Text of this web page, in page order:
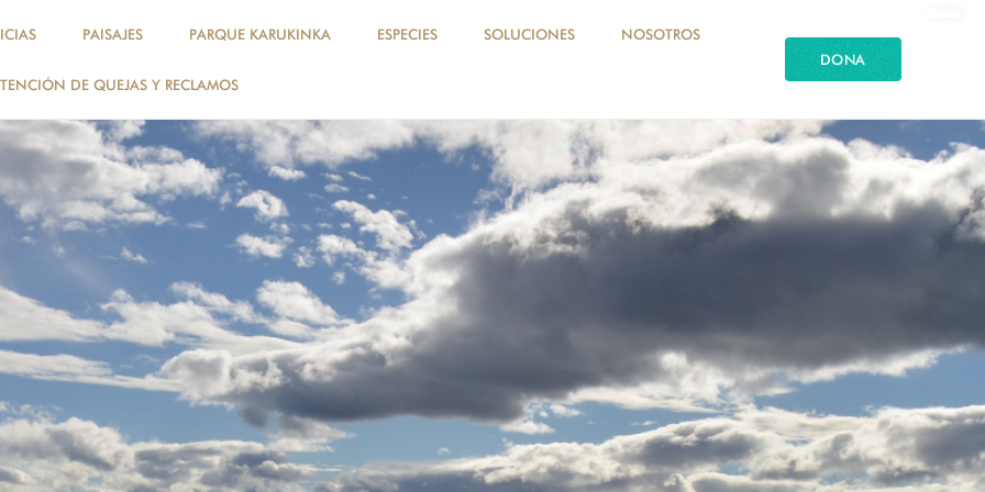
PAISAJES PARQUE KARUKINKA ESPECIES SOLUCIONES NOSOTROS
DE QUEJAS Y RECLAMOS
DONA